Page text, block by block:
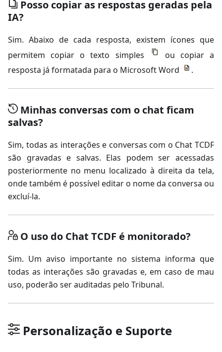
Posso copiar as respostas geradas pela
IA?
Sim. Abaixo de cada resposta, existem ícones que
permitem copiar o texto simples
ou copiar a
resposta já formatada para o Microsoft Word
.
Minhas conversas com o chat ficam
salvas?
Sim, todas as interações e conversas com o Chat TCDF
são gravadas e salvas. Elas podem ser acessadas
posteriormente no menu localizado à direita da tela,
onde também é possível editar o nome da conversa ou
excluí-la.
O uso do Chat TCDF é monitorado?
Sim. Um aviso importante no sistema informa que
todas as interações são gravadas e, em caso de mau
uso, poderão ser auditadas pelo Tribunal.
Personalização e Suporte